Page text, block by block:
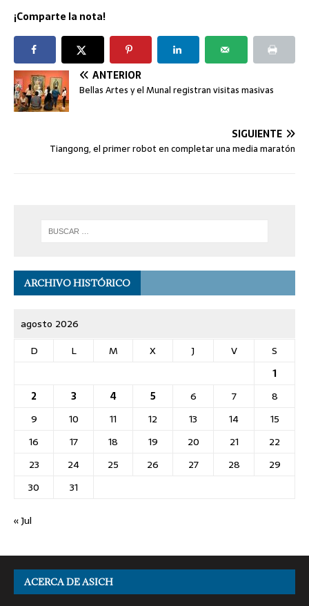
¡Comparte la nota!
ANTERIOR
Bellas Artes y el Munal registran visitas masivas
SIGUIENTE
Tiangong, el primer robot en completar una media maratón
ARCHIVO HISTÓRICO
agosto 2026
D
L M X J V
S
1
2
3 4 5 6 7
8
9
10 11 12 13 14
15
16
17 18 19 20 21
22
23
24 25 26 27 28
29
30
31
« Jul
ACERCA DE ASICH